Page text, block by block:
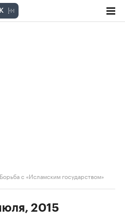
Борьба с «Исламским государством»
2015